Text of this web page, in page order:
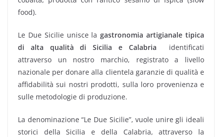
food).
Le Due Sicilie unisce lagastronomia artigianale tipica
di alta qualità di Sicilia e Calabria identificati
attraverso un nostro marchio, registrato a livello
nazionale per donare alla clientela garanzie di qualità e
affidabilità sui nostri prodotti, sulla loro provenienza e
sulle metodologie di produzione.
La denominazione “Le Due Sicilie”, vuole unire gli ideali
storici della Sicilia e della Calabria, attraverso la